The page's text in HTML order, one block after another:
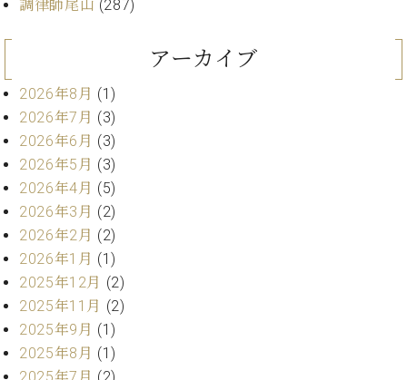
C.
ュ
タ
ン
レ
ジ
デ
ン
ス
C.
ヒ
シ
ア
ノ
造
番
号
タ
イ
ン
を
く
前
に
ベ
ヒ
シ
ュ
キ
ャ
ペ
ー
ン
コ
ン
サ
取
店
サ
ロ
ン・
調
律
か
的
ぶ
方
ま
で
大
迎。
ベヒ
シュ
タイ
ン・
会
社
案
内
調律師尾山 (287)
アーカイブ
2026年8月 (1)
2026年7月 (3)
2026年6月 (3)
2026年5月 (3)
2026年4月 (5)
2026年3月 (2)
2026年2月 (2)
2026年1月 (1)
2025年12月 (2)
2025年11月 (2)
2025年9月 (1)
2025年8月 (1)